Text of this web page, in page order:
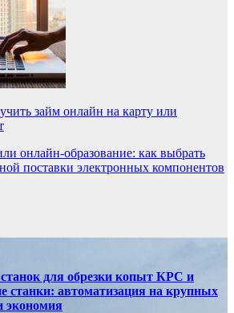
займ онлайн на карту или
онлайн-образование: как выбрать
поставки электронных компонентов
для обрезки копыт КРС и
станки: автоматизация на крупных
экономия